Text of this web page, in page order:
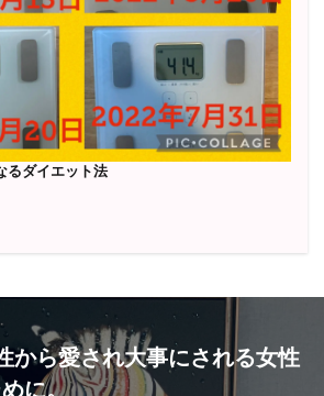
るダイエット法
から愛され大事にされる女性
に。